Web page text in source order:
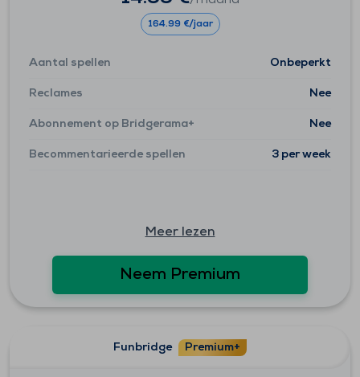
164.99 €/jaar
Aantal spellen Onbeperkt
Reclames Nee
Abonnement op Bridgerama+ Nee
Becommentarieerde spellen 3 per week
Meer lezen
Neem Premium
Funbridge Premium+